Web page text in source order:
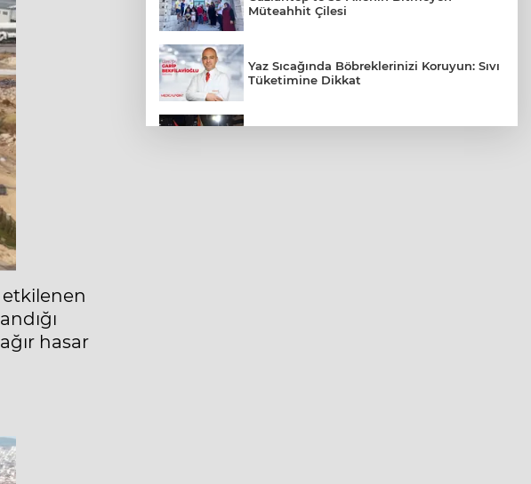
hasar
Müteahhit Çilesi
Yaz Sıcağında Böbreklerinizi Koruyun: Sıvı
Tüketimine Dikkat